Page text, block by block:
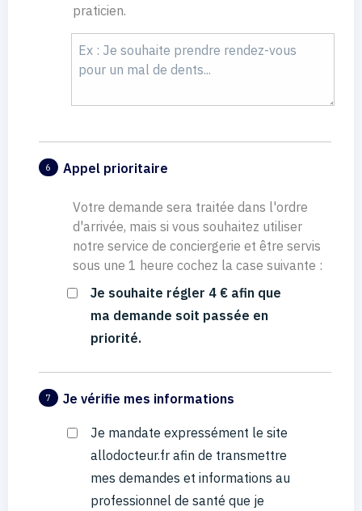
praticien.
6 Appel prioritaire
Votre demande sera traitée dans l'ordre
d'arrivée, mais si vous souhaitez utiliser
notre service de conciergerie et être servis
sous une 1 heure cochez la case suivante :
Je souhaite régler 4 € afin que
ma demande soit passée en
priorité.
7 Je vérifie mes informations
Je mandate expressément le site
allodocteur.fr afin de transmettre
mes demandes et informations au
professionnel de santé que je